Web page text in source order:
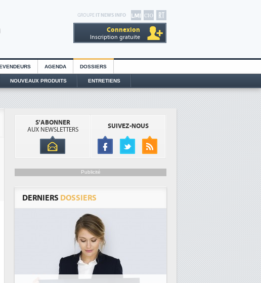
GROUPE IT NEWS INFO
Connexion
Inscription gratuite
AGENDA DOSSIERS
NOUVEAUX PRODUITS ENTRETIENS
S'ABONNER
AUX NEWSLETTERS
SUIVEZ-NOUS
Publicité
DERNIERS DOSSIERS